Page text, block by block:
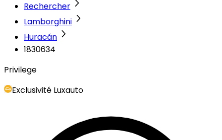
Rechercher
Lamborghini
Huracán
1830634
Privilege
Exclusivité Luxauto